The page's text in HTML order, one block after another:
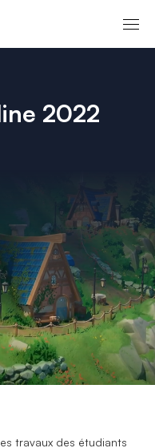
2022
travaux des étudiants